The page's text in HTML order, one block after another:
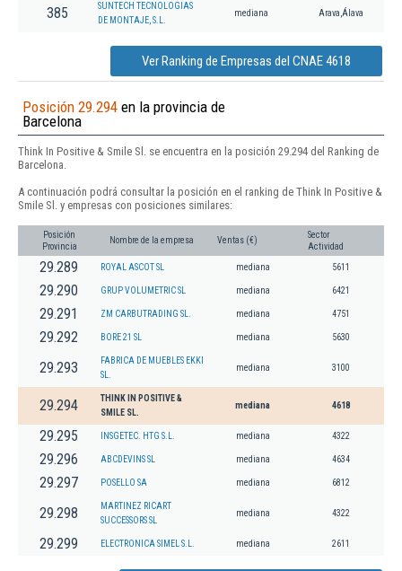
385
SUNTECH TECNOLOGIAS
DE MONTAJE, S.L.
mediana Arava,Álava
Ver Ranking de Empresas del CNAE 4618
Posición 29.294 en la provincia de
Barcelona
Think In Positive & Smile Sl. se encuentra en la posición 29.294 del Ranking de
Barcelona.
A continuación podrá consultar la posición en el ranking de Think In Positive &
Smile Sl. y empresas con posiciones similares:
Posición
Provincia
Nombre de la empresa Ventas (€)
Sector
Actividad
29.289 ROYAL ASCOT SL mediana 5611
29.290 GRUP VOLUMETRIC SL mediana 6421
29.291 ZM CARBUTRADING SL. mediana 4751
29.292 BORE 21 SL mediana 5630
29.293
FABRICA DE MUEBLES EKKI
SL.
mediana 3100
29.294
THINK IN POSITIVE &
SMILE SL.
mediana 4618
29.295 INSGETEC. HTG S.L. mediana 4322
29.296 ABCDEVINS SL mediana 4634
29.297 POSELLO SA mediana 6812
29.298
MARTINEZ RICART
SUCCESSORS SL
mediana 4322
29.299 ELECTRONICA SIMEL S.L. mediana 2611